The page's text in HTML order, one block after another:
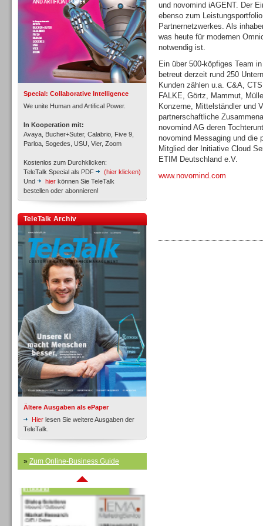
Special: Collaborative Intelligence
We unite Human and Artifical Power.
In Kooperation mit:
Avaya, Bucher+Suter, Calabrio, Five 9,
Parloa, Sogedes, USU, Vier, Zoom
Kostenlos zum Durchklicken:
TeleTalk Special als PDF
(hier klicken)
Und
hier können Sie TeleTalk
bestellen oder abonnieren!
TeleTalk Archiv
Ältere Ausgaben als ePaper
Hier lesen Sie weitere Ausgaben der
TeleTalk.
» Zum Online-Business Guide
Inbound
Inbound
Inbound
Inbound
und novomind iAGENT. Der
ebenso zum
Partnernetzwerkes. Als
was heute für modernen
notwendig ist.
Ein über 500-köpfiges Team
betreut derzeit rund 250
Kunden zählen u.a. C&A,
FALKE, Görtz, Mammut,
Konzerne, Mittelständler und
partnerschaftliche
novomind AG deren
novomind Messaging und die
Mitglied der Initiative Cloud
ETIM Deutschland e.V.
www.novomind.com